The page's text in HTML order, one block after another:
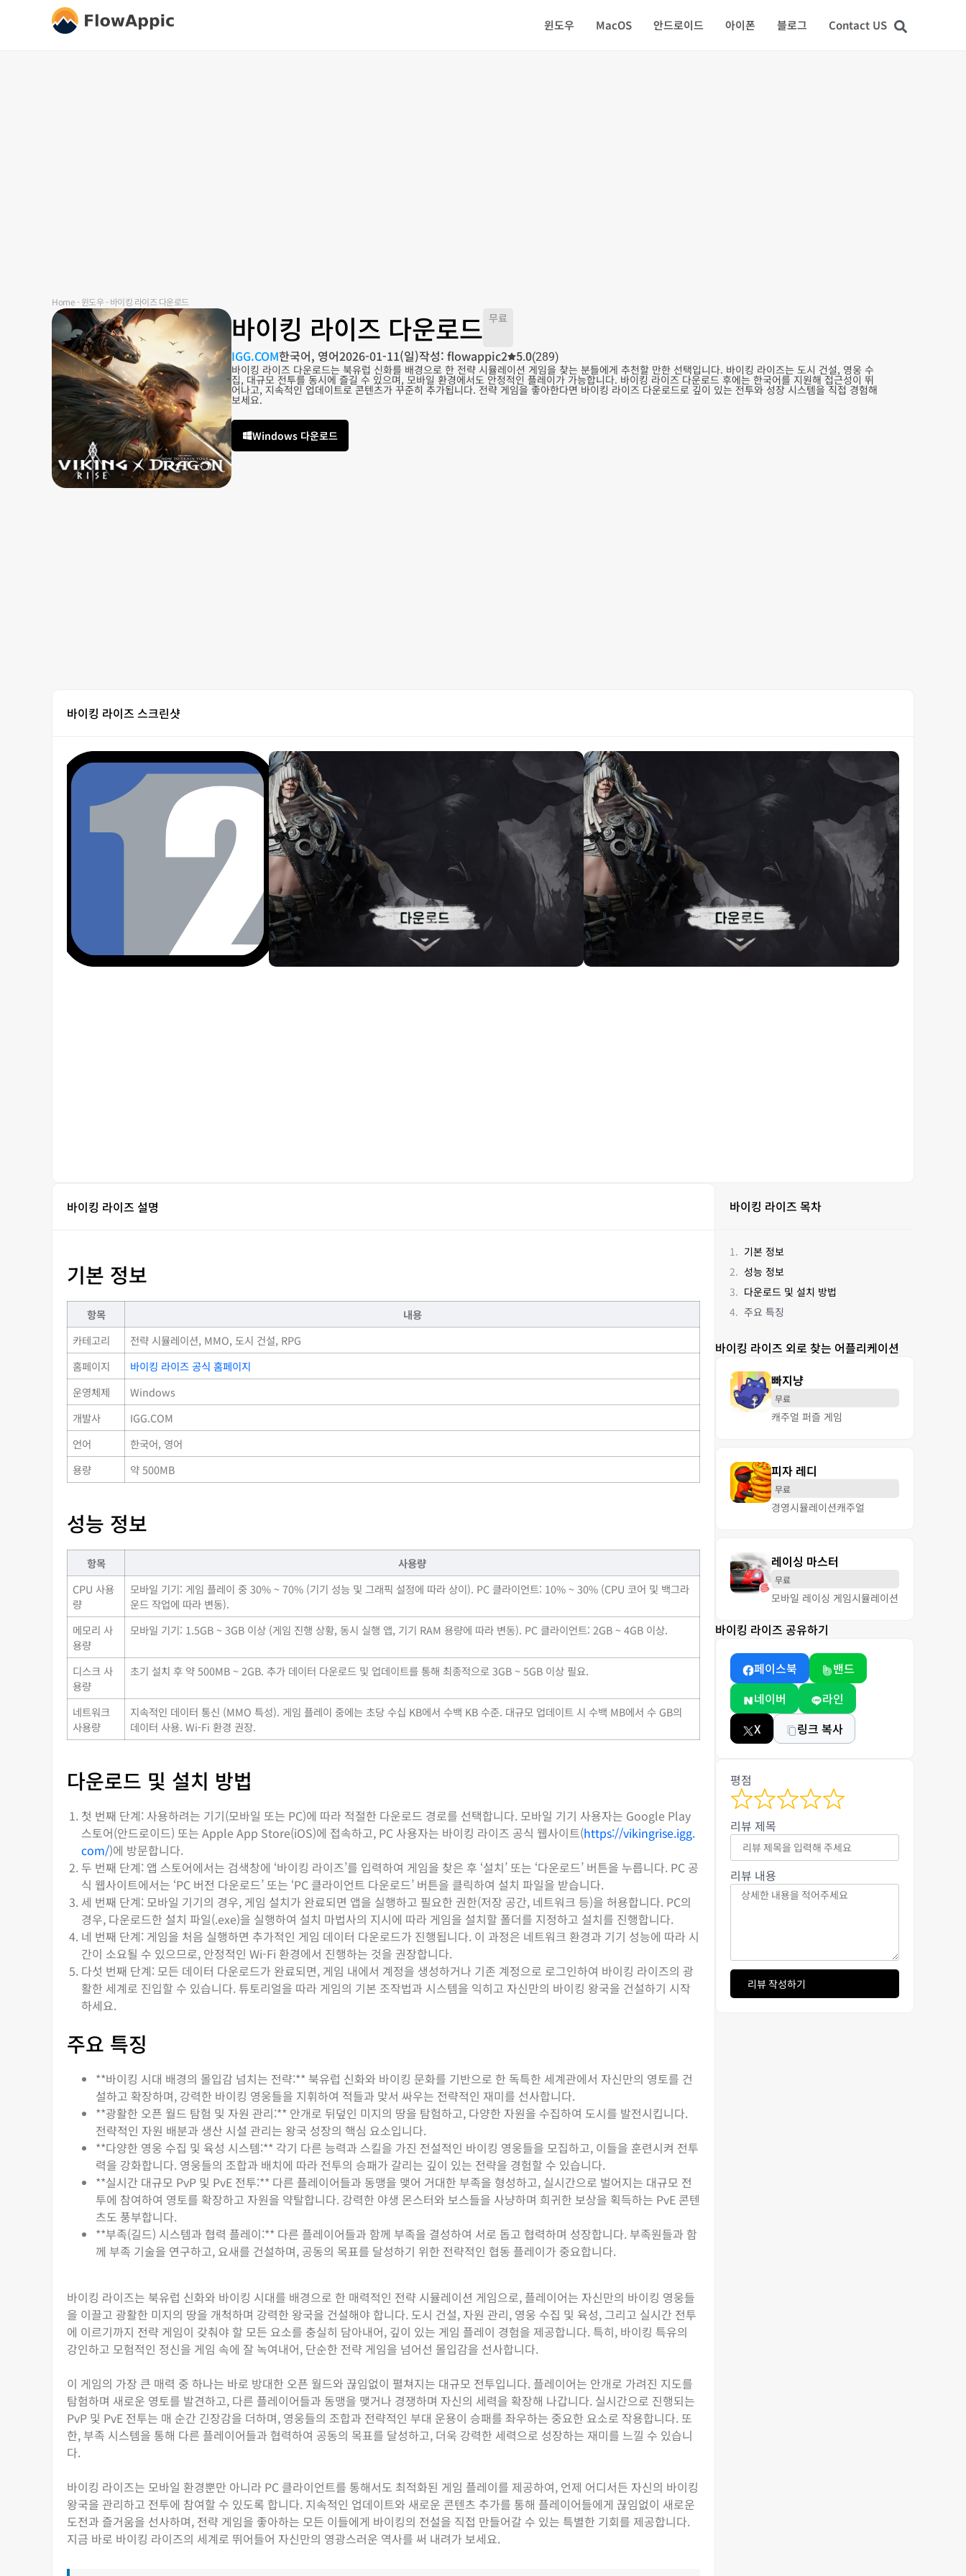
윈도우 MacOS 안드로이드 아이폰 블로그 Contact US
Home-윈도우-바이킹 라이즈 다운로드
바이킹 라이즈 다운로드 무료
IGG.COM한국어, 영어2026-01-11(일)작성: flowappic2 5.0(289)
바이킹 라이즈 다운로드는 북유럽 신화를 배경으로 한 전략 시뮬레이션 게임을 찾는 분들에게 추천할 만한 선택입니다. 바이킹 라이즈는 도시 건설, 영웅 수
집, 대규모 전투를 동시에 즐길 수 있으며, 모바일 환경에서도 안정적인 플레이가 가능합니다. 바이킹 라이즈 다운로드 후에는 한국어를 지원해 접근성이 뛰
어나고, 지속적인 업데이트로 콘텐츠가 꾸준히 추가됩니다. 전략 게임을 좋아한다면 바이킹 라이즈 다운로드로 깊이 있는 전투와 성장 시스템을 직접 경험해
보세요.
Windows 다운로드
바이킹 라이즈 스크린샷
바이킹 라이즈 설명
기본 정보
항목
내용
카테고리
전략 시뮬레이션, MMO, 도시 건설, RPG
홈페이지
바이킹 라이즈 공식 홈페이지
운영체제
Windows
개발사
IGG.COM
언어
한국어, 영어
용량
약 500MB
성능 정보
항목
사용량
CPU 사용
량
모바일 기기: 게임 플레이 중 30% ~ 70% (기기 성능 및 그래픽 설정에 따라 상이). PC 클라이언트: 10% ~ 30% (CPU 코어 및 백그라
운드 작업에 따라 변동).
메모리 사
용량
모바일 기기: 1.5GB ~ 3GB 이상 (게임 진행 상황, 동시 실행 앱, 기기 RAM 용량에 따라 변동). PC 클라이언트: 2GB ~ 4GB 이상.
디스크 사
용량
초기 설치 후 약 500MB ~ 2GB. 추가 데이터 다운로드 및 업데이트를 통해 최종적으로 3GB ~ 5GB 이상 필요.
네트워크
사용량
지속적인 데이터 통신 (MMO 특성). 게임 플레이 중에는 초당 수십 KB에서 수백 KB 수준. 대규모 업데이트 시 수백 MB에서 수 GB의
데이터 사용. Wi-Fi 환경 권장.
다운로드 및 설치 방법
첫 번째 단계: 사용하려는 기기(모바일 또는 PC)에 따라 적절한 다운로드 경로를 선택합니다. 모바일 기기 사용자는 Google Play
스토어(안드로이드) 또는 Apple App Store(iOS)에 접속하고, PC 사용자는 바이킹 라이즈 공식 웹사이트(https://vikingrise.igg.
com/)에 방문합니다.
두 번째 단계: 앱 스토어에서는 검색창에 ‘바이킹 라이즈’를 입력하여 게임을 찾은 후 ‘설치’ 또는 ‘다운로드’ 버튼을 누릅니다. PC 공
식 웹사이트에서는 ‘PC 버전 다운로드’ 또는 ‘PC 클라이언트 다운로드’ 버튼을 클릭하여 설치 파일을 받습니다.
세 번째 단계: 모바일 기기의 경우, 게임 설치가 완료되면 앱을 실행하고 필요한 권한(저장 공간, 네트워크 등)을 허용합니다. PC의
경우, 다운로드한 설치 파일(.exe)을 실행하여 설치 마법사의 지시에 따라 게임을 설치할 폴더를 지정하고 설치를 진행합니다.
네 번째 단계: 게임을 처음 실행하면 추가적인 게임 데이터 다운로드가 진행됩니다. 이 과정은 네트워크 환경과 기기 성능에 따라 시
간이 소요될 수 있으므로, 안정적인 Wi-Fi 환경에서 진행하는 것을 권장합니다.
다섯 번째 단계: 모든 데이터 다운로드가 완료되면, 게임 내에서 계정을 생성하거나 기존 계정으로 로그인하여 바이킹 라이즈의 광
활한 세계로 진입할 수 있습니다. 튜토리얼을 따라 게임의 기본 조작법과 시스템을 익히고 자신만의 바이킹 왕국을 건설하기 시작
하세요.
주요 특징
**바이킹 시대 배경의 몰입감 넘치는 전략:** 북유럽 신화와 바이킹 문화를 기반으로 한 독특한 세계관에서 자신만의 영토를 건
설하고 확장하며, 강력한 바이킹 영웅들을 지휘하여 적들과 맞서 싸우는 전략적인 재미를 선사합니다.
**광활한 오픈 월드 탐험 및 자원 관리:** 안개로 뒤덮인 미지의 땅을 탐험하고, 다양한 자원을 수집하여 도시를 발전시킵니다.
전략적인 자원 배분과 생산 시설 관리는 왕국 성장의 핵심 요소입니다.
**다양한 영웅 수집 및 육성 시스템:** 각기 다른 능력과 스킬을 가진 전설적인 바이킹 영웅들을 모집하고, 이들을 훈련시켜 전투
력을 강화합니다. 영웅들의 조합과 배치에 따라 전투의 승패가 갈리는 깊이 있는 전략을 경험할 수 있습니다.
**실시간 대규모 PvP 및 PvE 전투:** 다른 플레이어들과 동맹을 맺어 거대한 부족을 형성하고, 실시간으로 벌어지는 대규모 전
투에 참여하여 영토를 확장하고 자원을 약탈합니다. 강력한 야생 몬스터와 보스들을 사냥하며 희귀한 보상을 획득하는 PvE 콘텐
츠도 풍부합니다.
**부족(길드) 시스템과 협력 플레이:** 다른 플레이어들과 함께 부족을 결성하여 서로 돕고 협력하며 성장합니다. 부족원들과 함
께 부족 기술을 연구하고, 요새를 건설하며, 공동의 목표를 달성하기 위한 전략적인 협동 플레이가 중요합니다.
바이킹 라이즈는 북유럽 신화와 바이킹 시대를 배경으로 한 매력적인 전략 시뮬레이션 게임으로, 플레이어는 자신만의 바이킹 영웅들
을 이끌고 광활한 미지의 땅을 개척하며 강력한 왕국을 건설해야 합니다. 도시 건설, 자원 관리, 영웅 수집 및 육성, 그리고 실시간 전투
에 이르기까지 전략 게임이 갖춰야 할 모든 요소를 충실히 담아내어, 깊이 있는 게임 플레이 경험을 제공합니다. 특히, 바이킹 특유의
강인하고 모험적인 정신을 게임 속에 잘 녹여내어, 단순한 전략 게임을 넘어선 몰입감을 선사합니다.
이 게임의 가장 큰 매력 중 하나는 바로 방대한 오픈 월드와 끊임없이 펼쳐지는 대규모 전투입니다. 플레이어는 안개로 가려진 지도를
탐험하며 새로운 영토를 발견하고, 다른 플레이어들과 동맹을 맺거나 경쟁하며 자신의 세력을 확장해 나갑니다. 실시간으로 진행되는
PvP 및 PvE 전투는 매 순간 긴장감을 더하며, 영웅들의 조합과 전략적인 부대 운용이 승패를 좌우하는 중요한 요소로 작용합니다. 또
한, 부족 시스템을 통해 다른 플레이어들과 협력하여 공동의 목표를 달성하고, 더욱 강력한 세력으로 성장하는 재미를 느낄 수 있습니
다.
바이킹 라이즈는 모바일 환경뿐만 아니라 PC 클라이언트를 통해서도 최적화된 게임 플레이를 제공하여, 언제 어디서든 자신의 바이킹
왕국을 관리하고 전투에 참여할 수 있도록 합니다. 지속적인 업데이트와 새로운 콘텐츠 추가를 통해 플레이어들에게 끊임없이 새로운
도전과 즐거움을 선사하며, 전략 게임을 좋아하는 모든 이들에게 바이킹의 전설을 직접 만들어갈 수 있는 특별한 기회를 제공합니다.
지금 바로 바이킹 라이즈의 세계로 뛰어들어 자신만의 영광스러운 역사를 써 내려가 보세요.
바이킹 라이즈 목차
기본 정보
성능 정보
다운로드 및 설치 방법
주요 특징
바이킹 라이즈 외로 찾는 어플리케이션
빠지냥
무료
캐주얼 퍼즐 게임
피자 레디
무료
경영시뮬레이션캐주얼
레이싱 마스터
무료
모바일 레이싱 게임시뮬레이션
바이킹 라이즈 공유하기
페이스북
밴드
네이버
라인
X
링크 복사
평점
리뷰 제목
리뷰 내용
리뷰 작성하기